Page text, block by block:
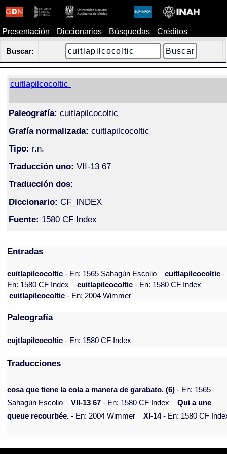
Presentación Diccionarios Búsquedas Créditos
Buscar:
cuitlapilcocoltic
Paleografía: cuitlapilcocoltic
Grafía normalizada: cuitlapilcocoltic
Tipo: r.n.
Traducción uno: VII-13 67
Traducción dos:
Diccionario: CF_INDEX
Fuente: 1580 CF Index
Entradas
cuitlapilcocoltic- En: 1565 Sahagún Escolio cuitlapilcocoltic-
En: 1580 CF Index
cuitlapilcocoltic- En: 1580 CF Index
cuitlapilcocoltic- En: 2004 Wimmer
Paleografía
cujtlapilcocoltic - En: 1580 CF Index
Traducciones
cosa que tiene la cola a manera de garabato. (6) - En: 1565
Sahagún Escolio
VII-13 67 - En: 1580 CF Index
Qui a une
queue recourbée. - En: 2004 Wimmer XI-14- En: 1580 CF